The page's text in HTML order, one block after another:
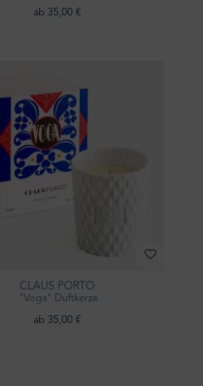
ab 35,00 €
CLAUS PORTO
"Voga" Duftkerze
ab 35,00 €